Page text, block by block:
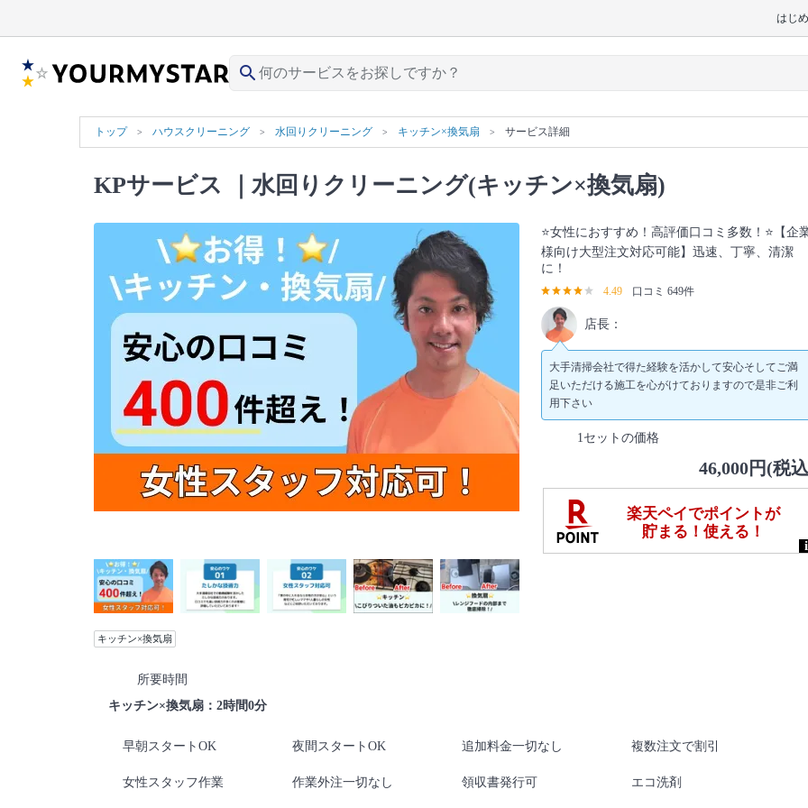
はじ
search
トップ ハウスクリーニング 水回りクリーニング キッチン×換気扇 サービス詳細
KPサービス ｜水回りクリーニング(キッチン×換気扇)
⭐️女性におすすめ！高評価口コミ多数！⭐️【企
様向け大型注文対応可能】迅速、丁寧、清潔
に！
4.49 口コミ 649件
店長：
大手清掃会社で得た経験を活かして安心そしてご満
足いただける施工を心がけておりますので是非ご利
用下さい
1セットの価格
46,000円(税
キッチン×換気扇
所要時間
キッチン×換気扇：2時間0分
早朝スタートOK 夜間スタートOK 追加料金一切なし 複数注文で割引
女性スタッフ作業 作業外注一切なし 領収書発行可 エコ洗剤